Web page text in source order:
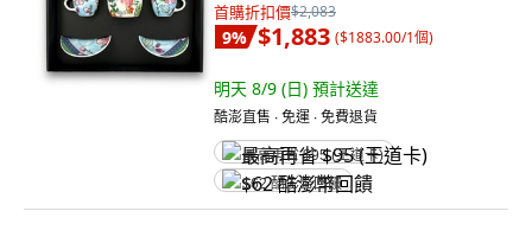
首購折扣價$2,083
9% $1,883 ($1883.00/1個)
明天 8/9 (日) 預計送達
酷澎直售 ∙ 免運 ∙ 免費退貨
最高再省 $95 (王道卡)
$62 酷澎幣回饋